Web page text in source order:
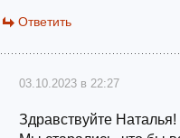
Ответить
03.10.2023 в 22:27
Здравствуйте